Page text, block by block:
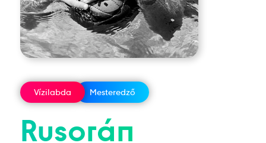
Vízilabda Mesteredző
Rusorán